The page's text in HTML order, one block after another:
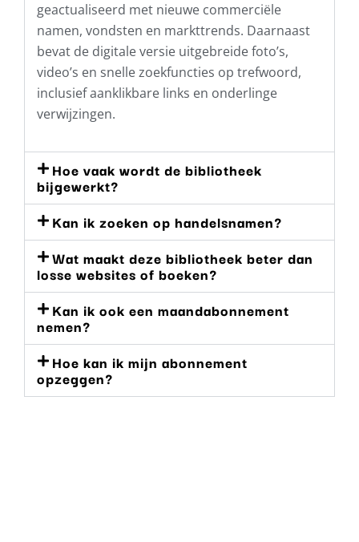
geactualiseerd met nieuwe commerciële
namen, vondsten en markttrends. Daarnaast
bevat de digitale versie uitgebreide foto’s,
video’s en snelle zoekfuncties op trefwoord,
inclusief aanklikbare links en onderlinge
verwijzingen.
Hoe vaak wordt de bibliotheek
bijgewerkt?
Kan ik zoeken op handelsnamen?
Wat maakt deze bibliotheek beter dan
losse websites of boeken?
Kan ik ook een maandabonnement
nemen?
Hoe kan ik mijn abonnement
opzeggen?